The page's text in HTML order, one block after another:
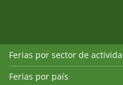
Ferias por sector de
Ferias por país